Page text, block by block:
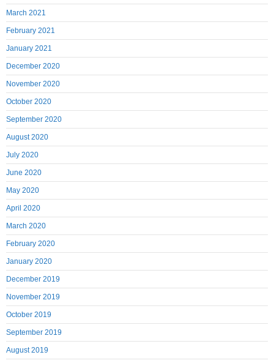
March 2021
February 2021
January 2021
December 2020
November 2020
October 2020
September 2020
August 2020
July 2020
June 2020
May 2020
April 2020
March 2020
February 2020
January 2020
December 2019
November 2019
October 2019
September 2019
August 2019